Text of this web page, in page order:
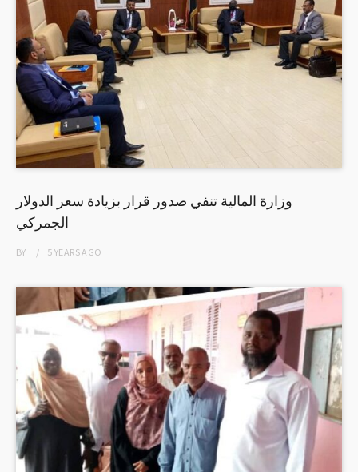
وزارة المالية تنفي صدور قرار بزيادة سعر الدولار
الجمركي
BY 5 YEARSAGO